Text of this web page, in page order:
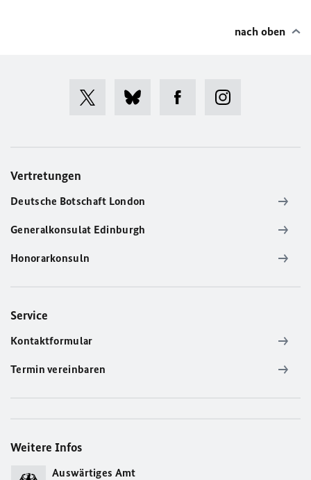
nach oben
Vertretungen
Deutsche Botschaft London
Generalkonsulat Edinburgh
Honorarkonsuln
Service
Kontaktformular
Termin vereinbaren
Weitere Infos
Auswärtiges Amt